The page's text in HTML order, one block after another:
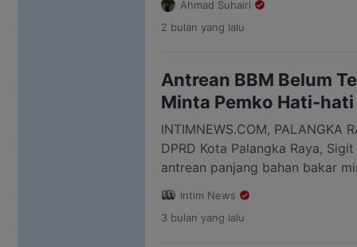
Langkah itu dilakukan untuk
membutuhkan perbaikan dapat
Raya, Dede Ardiansyah,
Dinas […]
Ahmad Suhairi
2 bulan yang lalu
Antrean BBM Belum
Minta Pemko Hati-hati
INTIMNEWS.COM, PALANGKA
DPRD Kota Palangka Raya,
antrean panjang bahan bakar
kini masih terjadi di sejumlah
Ia meminta pemerintah kota
BBM berjalan normal agar tidak
Intim News
3 bulan yang lalu